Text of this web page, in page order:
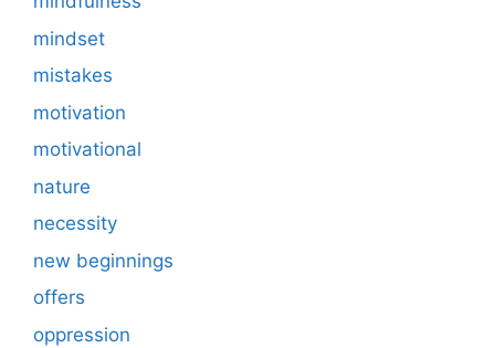
mindset
mistakes
motivation
motivational
nature
necessity
new beginnings
offers
oppression